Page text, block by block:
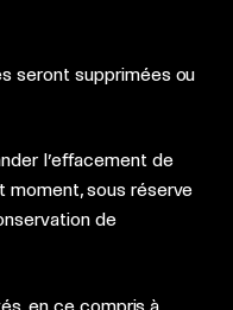
seront supprimées ou
l’effacement de
moment, sous réserve
de
en ce compris à